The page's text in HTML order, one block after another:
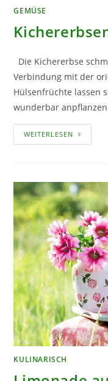
GEMÜSE
Die Kichererbse
Verbindung mit der
Hülsenfrüchte lassen
wunderbar
WEITERLESEN
KULINARISCH